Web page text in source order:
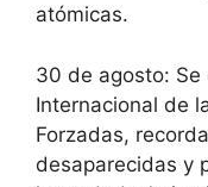
atómicas.
30 de agosto: Se
Internacional de
Forzadas,
desaparecidas y